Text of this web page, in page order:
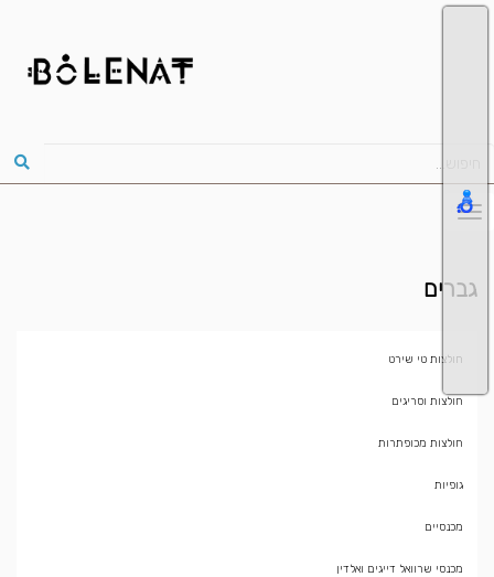
גברים
חולצות טי שירט
חולצות וסריגים
חולצות מכופתרות
גופיות
מכנסיים
מכנסי שרוואל דייגים ואלדין